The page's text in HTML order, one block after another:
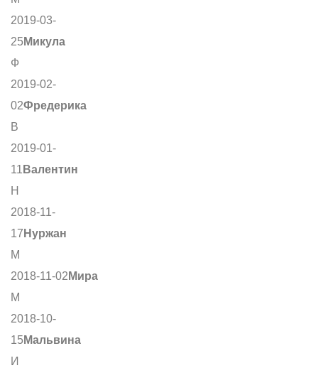
2019-03-
25 Микула
Ф
2019-02-
02Фредерика
В
2019-01-
11 Валентин
Н
2018-11-
17 Нуржан
М
2018-11-02 Мира
М
2018-10-
15 Мальвина
И